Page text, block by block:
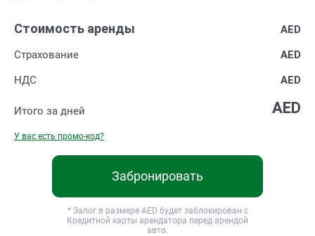
Стоимость аренды
AED
Страхование
AED
НДС
AED
Итого за дней AED
У вас есть промо-код?
Забронировать
* Залог в размере AED будет заблокирован с
Кредитной карты арендатора перед арендой
авто.